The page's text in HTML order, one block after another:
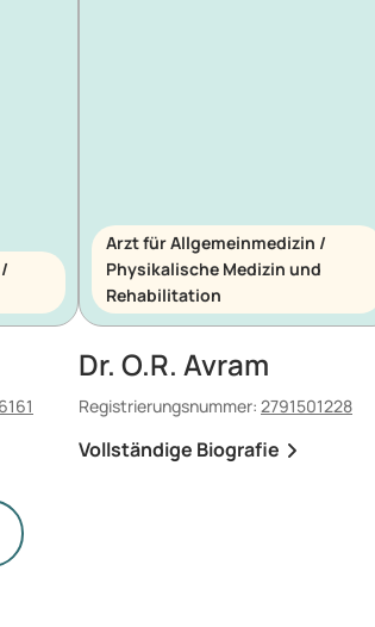
Arzt für Allgemeinmedizin /
Physikalische Medizin und
Rehabilitation
Dr. O.R. Avram
Registrierungsnummer: 2791501228
Vollständige Biografie